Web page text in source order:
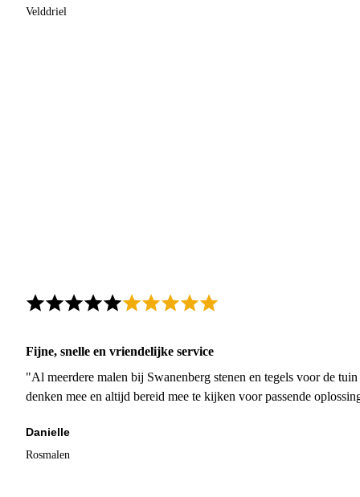
Velddriel
Fijne, snelle en vriendelijke service
"Al meerdere malen bij Swanenberg stenen en tegels voor de
denken mee en altijd bereid mee te kijken voor passende
Danielle
Rosmalen